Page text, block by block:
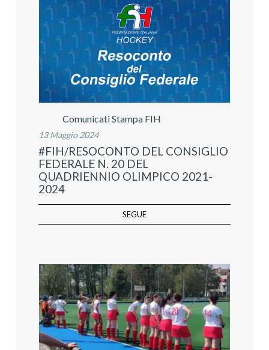
Comunicati Stampa FIH
13 Maggio 2024
#FIH/RESOCONTO DEL CONSIGLIO
FEDERALE N. 20 DEL
QUADRIENNIO OLIMPICO 2021-
2024
SEGUE